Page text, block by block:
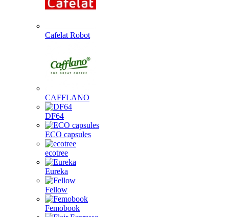
Cafelat Robot
CAFFLANO
DF64
ECO capsules
ecotree
Eureka
Fellow
Femobook